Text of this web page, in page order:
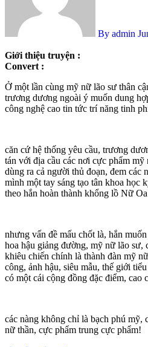
By admin
Giới thiệu truyện :
Convert :
Ở một lần cùng mỹ nữ lão sư thân cận trung, sinh viên năm 4
trương dương ngoài ý muốn dung
công nghệ cao tin tức trí năng tinh
căn cứ hệ thống yêu cầu, trương
tán với địa cầu các nơi cực phẩm
dùng ra cả người thủ đoạn, đem các
mình một tay sáng tạo tân khoa học
theo hắn hoàn thành khổng lồ Nữ
nhưng vấn đề mấu chốt là, hắn
hoa hậu giảng đường, mỹ nữ lão sư,
khiêu chiến chính là thành đàn mỹ
công, ảnh hậu, siêu mẫu, thế giới
có một cái cộng đồng đặc điểm, cao
các nàng không chỉ là bạch phú mỹ,
nữ thần, cực phẩm trung cực phẩm!